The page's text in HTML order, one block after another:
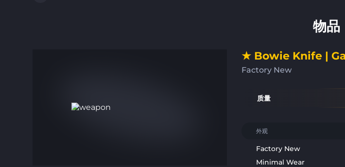
物品
★ Bowie Knife |
Factory New
质量
外观
Factory New
Minimal Wear